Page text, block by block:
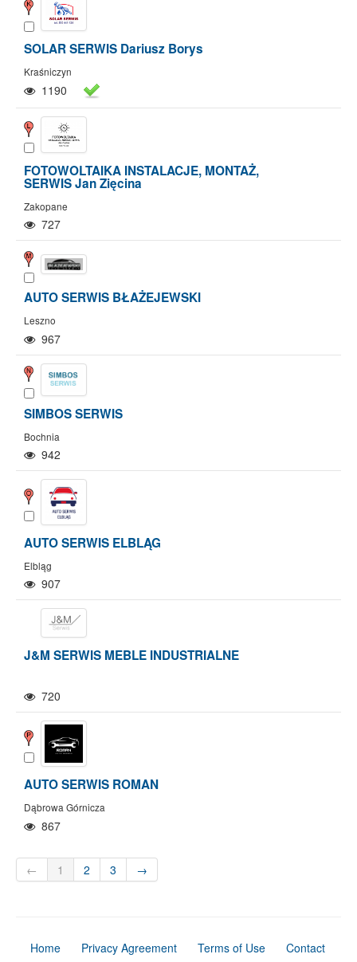
SOLAR SERWIS Dariusz Borys
Kraśniczyn
1190
FOTOWOLTAIKA INSTALACJE, MONTAŻ,
SERWIS Jan Zięcina
Zakopane
727
AUTO SERWIS BŁAŻEJEWSKI
Leszno
967
SIMBOS SERWIS
Bochnia
942
AUTO SERWIS ELBLĄG
Elbląg
907
J&M SERWIS MEBLE INDUSTRIALNE
720
AUTO SERWIS ROMAN
Dąbrowa Górnicza
867
← 1 2 3 →
Home Privacy Agreement Terms of Use Contact